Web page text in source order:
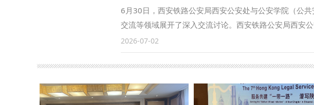
记陈梦琦作总结讲话，并对全体党员提出三点要求。一
常态化理论学习，不断提升政治三力，把握学院办学正
管理干部用心服务师生，教师党员深耕教学立德树人，
动实干担当，推动党建与教学科研、学科建设、人才培
全体党员立足岗位攻坚克难，以学院高质量发展实绩献
6月30日，西安铁路公安局西安公安处与公安学院（公
交流等领域展开了深入交流讨论。西安铁路公安局西安
李莉、刘妍良、胡德葳等共同参会。 座谈会上，双方围
识。双方一致同意，将进一步优化学生实习方案，将课
务骨干担任实践导师，让学生提前熟悉铁路公安的工作
常态化的人才供需对接机制，西安铁路公安局将为学院
就教师警务实战化培训、警务科研项目合作、在职民警
2026-07-02